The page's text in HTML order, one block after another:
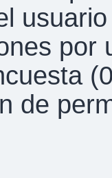
por
de